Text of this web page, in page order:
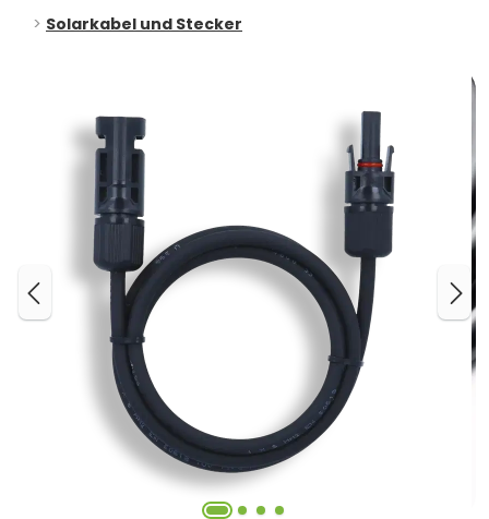
Solarkabel und Stecker